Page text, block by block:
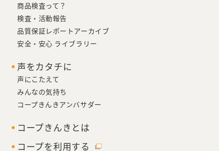
商品検査って？
検査・活動報告
品質保証レポートアーカイブ
安全・安心 ライブラリー
声をカタチに
声にこたえて
みんなの気持ち
コープきんきアンバサダー
コープきんきとは
コープを利用する